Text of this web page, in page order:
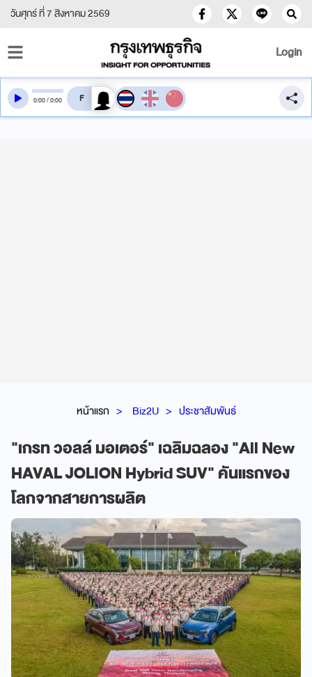
วันศุกร์ ที่ 7 สิงหาคม 2569
Login
หน้าแรก Biz2U ประชาสัมพันธ์
"เกรท วอลล์ มอเตอร์" เฉลิมฉลอง "All New
HAVAL JOLION Hybrid SUV" คันแรกของ
โลกจากสายการผลิต
0:00/0:00 สลับเสียงอ่าน